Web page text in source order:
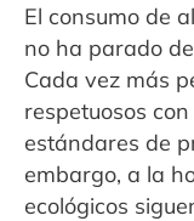
El consumo de
no ha parado
Cada vez más
respetuosos
estándares de
embargo, a la
ecológicos